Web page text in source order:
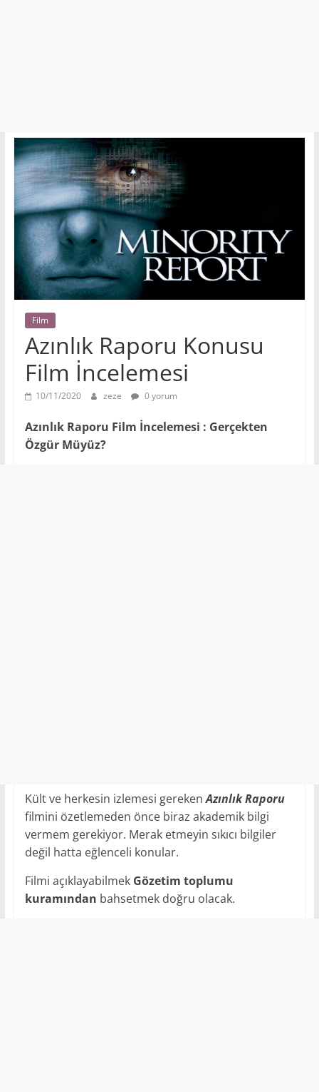
Film
Azınlık Raporu Konusu
Film İncelemesi
10/11/2020 zeze 0 yorum
Azınlık Raporu Film İncelemesi : Gerçekten
Özgür Müyüz?
Kült ve herkesin izlemesi gerekenAzınlık Raporu
filmini özetlemeden önce biraz akademik bilgi
vermem gerekiyor. Merak etmeyin sıkıcı bilgiler
değil hatta eğlenceli konular.
Filmi açıklayabilmek Gözetim toplumu
kuramından bahsetmek doğru olacak.